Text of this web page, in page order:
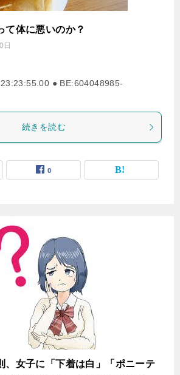
て体に悪いのか？
日
● BE:604048985-
続きを読む
0
、女子に「下着は白」「ポニーテ